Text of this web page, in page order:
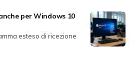
per Windows 10
esteso di ricezione